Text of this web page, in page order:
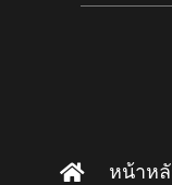
หน้าห